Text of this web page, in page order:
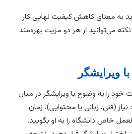
به معنای کاهش کیفیت نهایی کار
می‌توانید از هر دو مزیت بهره‌مند
خود را به وضوح با ویرایشگر در میان
(فنی، زبانی یا محتوایی)، زمان
خاص دانشگاه را به او بگویید.